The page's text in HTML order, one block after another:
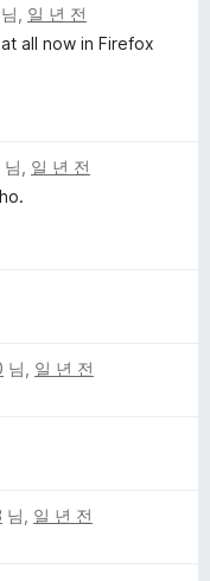
님, 일 년 전
all now in Firefox
님, 일 년 전
님, 일 년 전
님, 일 년 전